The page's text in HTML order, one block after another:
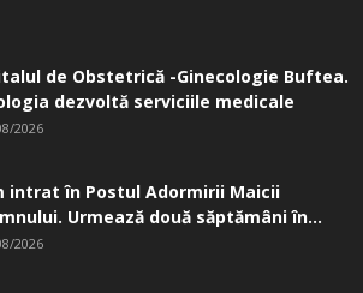
de Obstetrică -Ginecologie Buftea.
dezvoltă serviciile medicale
2026
intrat în Postul Adormirii Maicii
Urmează două săptămâni în...
2026